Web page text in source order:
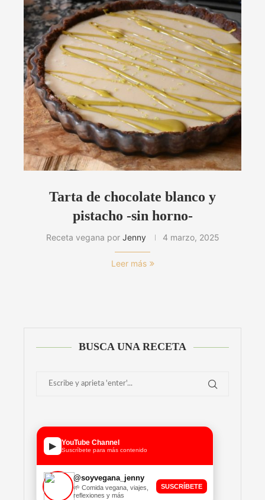
Tarta de chocolate blanco y
pistacho -sin horno-
Receta vegana por Jenny 4 marzo, 2025
Leer más
BUSCA UNA RECETA
▶ YouTube Channel
Suscríbete para más contenido
@soyvegana_jenny
🌱 Comida vegana, viajes,
reflexiones y más
SUSCRÍBETE